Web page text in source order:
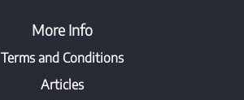
More Info
Terms and Conditions
Articles